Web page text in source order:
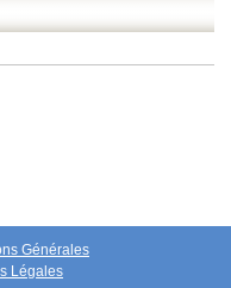
Générales
Légales